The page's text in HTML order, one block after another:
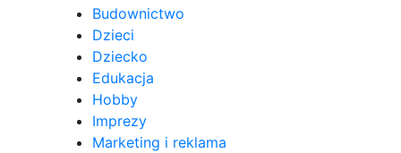
Budownictwo
Dzieci
Dziecko
Edukacja
Hobby
Imprezy
Marketing i reklama